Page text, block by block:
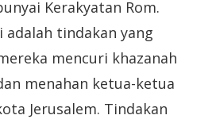
Kerakyatan Rom.
adalah tindakan yang
mencuri khazanah
menahan ketua-ketua
Jerusalem. Tindakan